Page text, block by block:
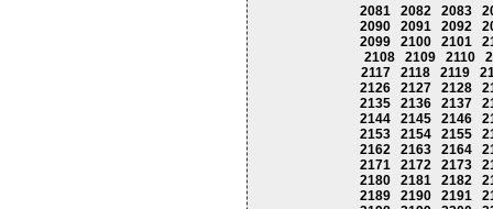
2081
2082 2083
2090
2091 2092
2099
2100 2101
2108
2109 2110
2117
2118 2119
2126
2127 2128
2135
2136 2137
2144
2145 2146
2153
2154 2155
2162
2163 2164
2171
2172 2173
2180
2181 2182
2189
2190 2191